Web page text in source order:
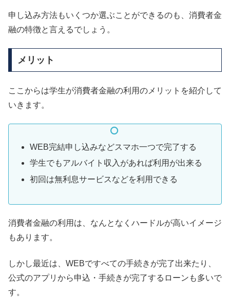
申し込み方法もいくつか選ぶことができるのも、消費者金
融の特徴と言えるでしょう。
メリット
ここからは学生が消費者金融の利用のメリットを紹介して
いきます。
WEB完結申し込みなどスマホ一つで完了する
学生でもアルバイト収入があれば利用が出来る
初回は無利息サービスなどを利用できる
消費者金融の利用は、なんとなくハードルが高いイメージ
もあります。
しかし最近は、WEBですべての手続きが完了出来たり、
公式のアプリから申込・手続きが完了するローンも多いで
す。